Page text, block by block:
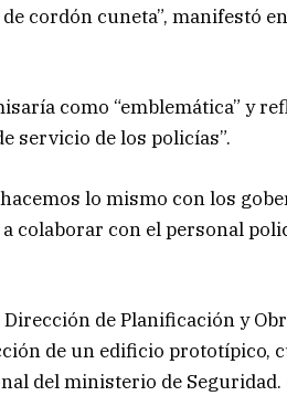
cordón cuneta”, manifestó
como “emblemática” y
servicio de los policías”.
lo mismo con los
colaborar con el personal
de Planificación y
de un edificio prototípico,
del ministerio de Seguridad.